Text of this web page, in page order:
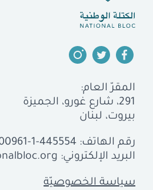
المقرّ العام:
291، شارع غورو، الجميزة
بيروت، لبنان
رقم الهاتف: 1-445554
البريد الإلكتروني:
سياسة الخصوصيّة